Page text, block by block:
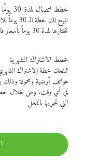
خطط اتصال لمدة 30 يومًا
تتيح لك
تختارها لمدة 30 يوماً بأسعار فايبر المنخفضة.
خطط الاشتراك الشهرية
تمنحك خطة الاشتراك الشهري
هواتف أرضية ومحمولة
في أي وقت. ومن خلال خطة
التي تجريها بالفعل